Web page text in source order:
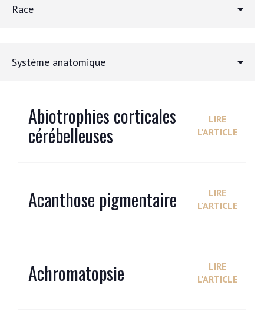
Race
Système anatomique
Abiotrophies corticales
cérébelleuses
LIRE
L'ARTICLE
Acanthose pigmentaire
LIRE
L'ARTICLE
Achromatopsie
LIRE
L'ARTICLE